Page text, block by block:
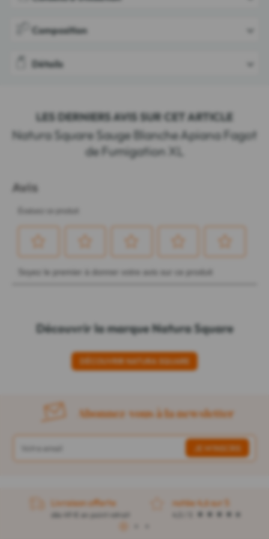
Composition
Détails
LES DERNIERS AVIS SUR CET ARTICLE
Natura Square Sauge Blanche Apiana Fagot
de Fumigation XL
Découvrir la marque Natura Square
DÉCOUVRIR NATURA SQUARE
Abonnez-vous à la newsletter
Livraison offerte
dès 49 € en point retrait
notée 4,6 sur 5